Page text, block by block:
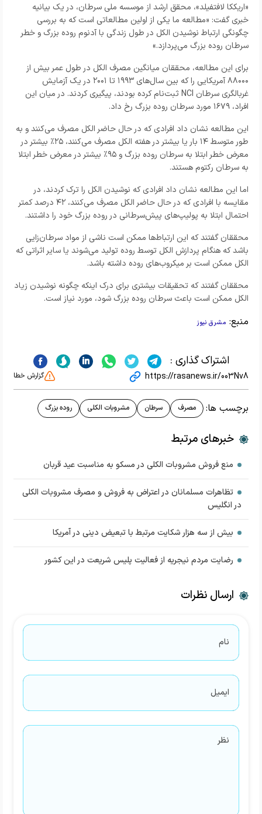
«اریککا لافتفیلد»، محقق ارشد از موسسه ملی سرطان، در یک بیانیه
خبری گفت: «مطالعه ما یکی از اولین مطالعاتی است که به بررسی
چگونگی ارتباط نوشیدن الکل در طول زندگی با آدنوم روده بزرگ و خطر
سرطان روده بزرگ می‌پردازد.»
برای این مطالعه، محققان میانگین مصرف الکل در طول عمر بیش از
۸۸۰۰۰ آمریکایی را که بین سال‌های ۱۹۹۳ تا ۲۰۰۱ در یک آزمایش
غربالگری سرطان NCI ثبت‌نام کرده بودند، پیگیری کردند. در میان این
افراد، ۱۶۷۹ مورد سرطان روده بزرگ رخ داد.
این مطالعه نشان داد افرادی که در حال حاضر الکل مصرف می‌کنند و به
طور متوسط ۱۴ بار یا بیشتر در هفته الکل مصرف می‌کنند، ۲۵٪ بیشتر در
معرض خطر ابتلا به سرطان روده بزرگ و ۹۵٪ بیشتر در معرض خطر ابتلا
به سرطان رکتوم هستند.
اما این مطالعه نشان داد افرادی که نوشیدن الکل را ترک کردند، در
مقایسه با افرادی که در حال حاضر الکل مصرف می‌کنند، ۴۲ درصد کمتر
احتمال ابتلا به پولیپ‌های پیش‌سرطانی در روده بزرگ خود را داشتند.
محققان گفتند که این ارتباط‌ها ممکن است ناشی از مواد سرطان‌زایی
باشد که هنگام پردازش الکل توسط روده تولید می‌شوند یا سایر اثراتی که
الکل ممکن است بر میکروب‌های روده داشته باشد.
محققان گفتند که تحقیقات بیشتری برای درک اینکه چگونه نوشیدن زیاد
الکل ممکن است باعث سرطان روده بزرگ شود، مورد نیاز است.
منبع: مشرق نیوز
اشتراک گذاری :
https://rasanews.ir/003Nv8 گزارش خطا
برچسب ها: مصرف سرطان مشروبات الکلی روده بزرگ
خبرهای مرتبط
منع فروش مشروبات الکلی در مسکو به مناسبت عید قربان
تظاهرات مسلمانان در اعتراض به فروش و مصرف مشروبات الکلی
در انگلیس
بیش از سه هزار شکایت مرتبط با تبعیض دینی در آمریکا
رضایت مردم نیجریه از فعالیت پلیس شریعت در این کشور
ارسال نظرات